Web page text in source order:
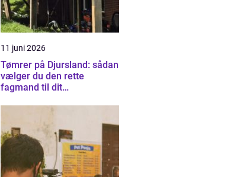
11 juni 2026
Tømrer på Djursland: sådan
vælger du den rette
fagmand til dit